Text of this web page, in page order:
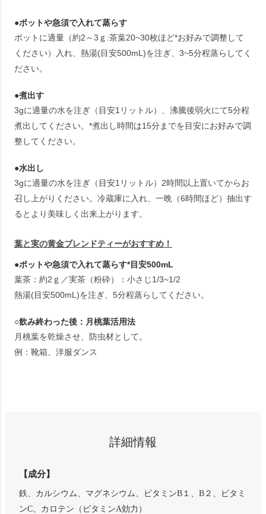
●ポットや急須で入れて蒸らす
ポットに適量（約2～3ｇ:茶葉20~30枚ほど*お好みで調整して
ください）入れ、熱湯(目安500mL)を注ぎ、3~5分程蒸らしてく
ださい。
●煮出す
3gに適量の水を注ぎ（目安1リットル）、沸騰後弱火にて5分程
煮出してください。*煮出し時間は15分までを目安にお好みで調
整してください。
●水出し
3gに適量の水を注ぎ（目安1リットル）2時間以上置いてからお
召し上がりください。冷蔵庫に入れ、一晩（6時間ほど）抽出す
るとより美味しく出来上がります。
葉と実の黄金ブレンドティーがおすすめ！
●ポットや急須で入れて蒸らす*目安500mL
葉茶：約2ｇ／実茶（粉砕）：小さじ1/3~1/2
熱湯(目安500mL)を注ぎ、5分程蒸らしてください。
○飲み終わった後：月桃葉活用法
月桃葉を乾燥させ、防虫材として。
例：靴箱、洋服ダンス
詳細情報
【成分】
鉄、カルシウム、マグネシウム、ビタミンB１、B２、ビタミ
ンC、カロテン（ビタミンA効力）